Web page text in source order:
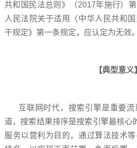
共和国民法总则》（2017年施行）
人民法院关于适用〈中华人民共和
干规定》第一条规定，应认定为无效。
【典型意义
互联网时代，搜索引擎是重要
道，搜索结果排序是搜索引擎最核心
服务以营利为目的，通过算法技术